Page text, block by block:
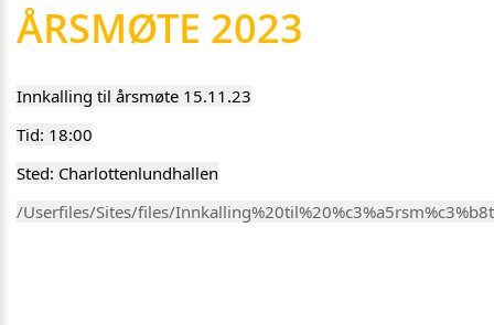
ÅRSMØTE 2023
Innkalling til årsmøte 15.11.23
Tid: 18:00
Sted: Charlottenlundhallen
/Userfiles/Sites/files/